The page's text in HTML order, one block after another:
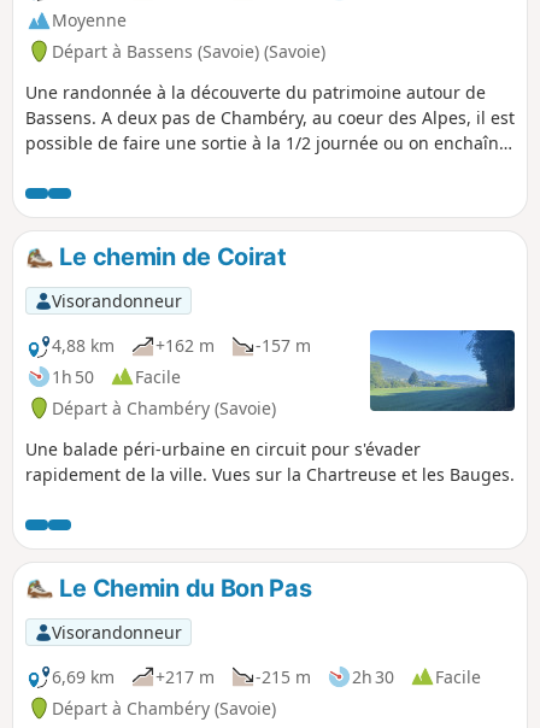
Moyenne
Départ à Bassens (Savoie) (Savoie)
Une randonnée à la découverte du patrimoine autour de
Bassens. A deux pas de Chambéry, au coeur des Alpes, il est
possible de faire une sortie à la 1/2 journée ou on enchaîne
Le chemin de Coirat
Visorandonneur
4,88 km
+162 m
-157 m
1h 50
Facile
Départ à Chambéry (Savoie)
Une balade péri-urbaine en circuit pour s'évader
rapidement de la ville. Vues sur la Chartreuse et les Bauges.
Le Chemin du Bon Pas
Visorandonneur
6,69 km
+217 m -215 m 2h 30
Facile
Départ à Chambéry (Savoie)